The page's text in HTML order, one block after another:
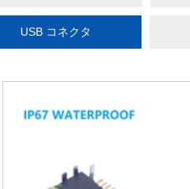
USB コネクタ